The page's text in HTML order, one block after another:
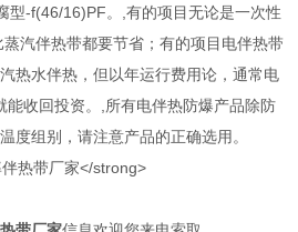
型-f(46/16)PF。,有的项目无论是一次性
汽伴热带都要节省；有的项目电伴热带
热水伴热，但以年运行费用论，通常电
能收回投资。,所有电伴热防爆产品除防
度组别，请注意产品的正确选用。